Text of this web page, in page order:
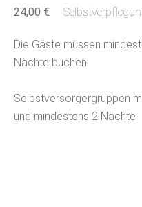
24,00 €
Die Gäste müssen
Nächte buchen.
Selbstversorgergruppen
und mindestens 2 Nächte